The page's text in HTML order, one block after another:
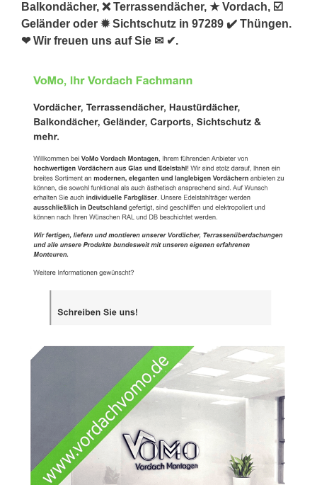
Balkondächer, ❌ Terrassendächer, ★ Vordach, ☑️
Geländer oder ✹ Sichtschutz in 97289 ✔️ Thüngen.
❤ Wir freuen uns auf Sie ✉ ✔.